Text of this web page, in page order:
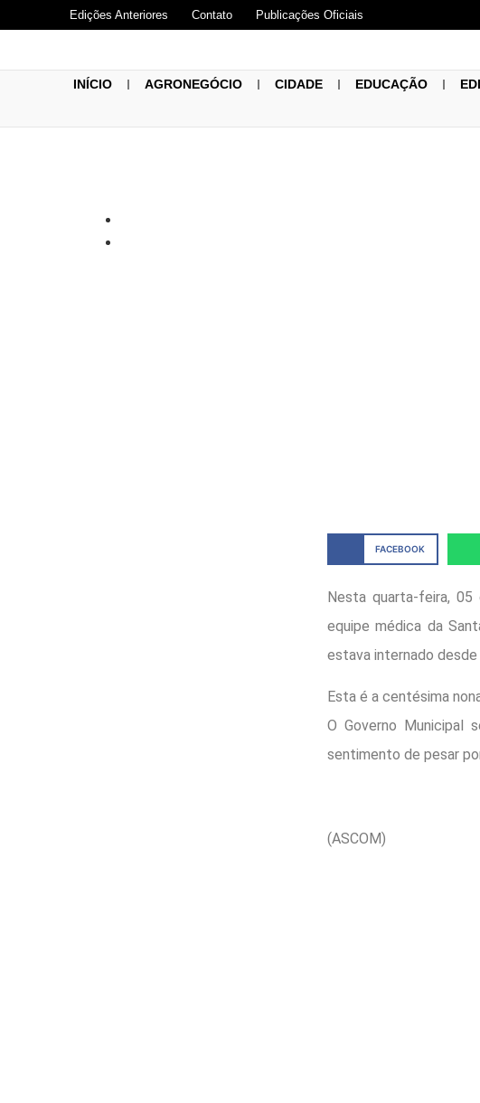
Edições Anteriores Contato Publicações Oficiais
INÍCIO AGRONEGÓCIO CIDADE EDUCAÇÃO
FACEBOOK
Nesta quarta-feira, 05
equipe médica da
estava internado desde
Esta é a centésima
O Governo Municipal
sentimento de pesar
(ASCOM)